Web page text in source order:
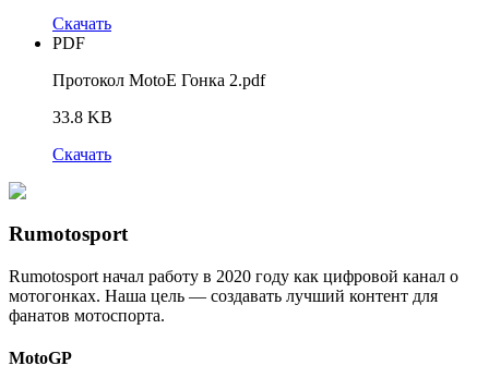
Скачать
PDF
Протокол MotoE Гонка 2.pdf
33.8 KB
Скачать
Rumotosport
Rumotosport начал работу в 2020 году как цифровой канал о
мотогонках. Наша цель — создавать лучший контент для
фанатов мотоспорта.
MotoGP